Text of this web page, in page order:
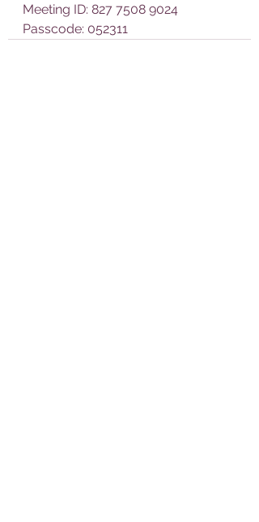
Meeting ID: 827 7508 9024
Passcode: 052311